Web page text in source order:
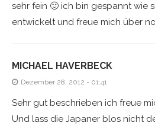
sehr fein 🙂 ich bin gespannt wie
entwickelt und freue mich über
MICHAEL HAVERBECK
Dezember 28, 2012 - 01:41
Sehr gut beschrieben ich freue
Und lass die Japaner blos nicht